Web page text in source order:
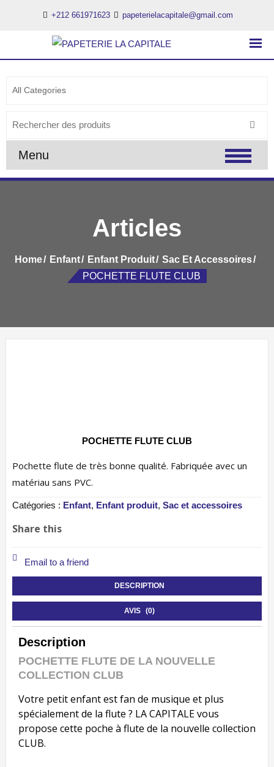
+212 661971623 papeterielacapitale@gmail.com
PAPETERIE LA CAPITALE
..:: PAPETERIE LA CAPITALE ::..
Menu
Articles
Home Enfant Enfant Produit
Sac Et Accessoires
POCHETTE FLUTE CLUB
POCHETTE FLUTE CLUB
Pochette flute de très bonne qualité. Fabriquée avec un
matériau sans PVC.
Catégories : Enfant, Enfant produit, Sac et accessoires
Share this
Email to a friend
DESCRIPTION
AVIS (0)
Description
POCHETTE FLUTE DE LA NOUVELLE
COLLECTION CLUB
Votre petit enfant est fan de musique et plus
spécialement de la flute ? LA CAPITALE vous
propose cette poche à flute de la nouvelle collection
CLUB.